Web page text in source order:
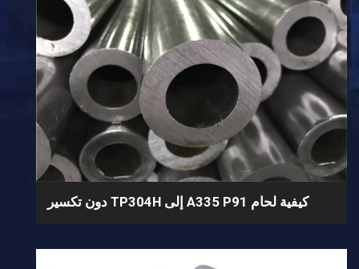
كيفية لحام A335 P91 إلى TP304H دون تكسير